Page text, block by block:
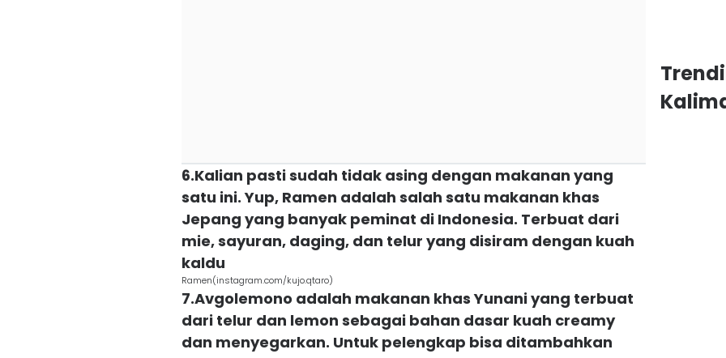
6.Kalian pasti sudah tidak asing dengan makanan yang
satu ini. Yup, Ramen adalah salah satu makanan khas
Jepang yang banyak peminat di Indonesia. Terbuat dari
mie, sayuran, daging, dan telur yang disiram dengan kuah
kaldu
Ramen(instagram.com/kujo.qtaro)
7.Avgolemono adalah makanan khas Yunani yang terbuat
dari telur dan lemon sebagai bahan dasar kuah creamy
dan menyegarkan. Untuk pelengkap bisa ditambahkan